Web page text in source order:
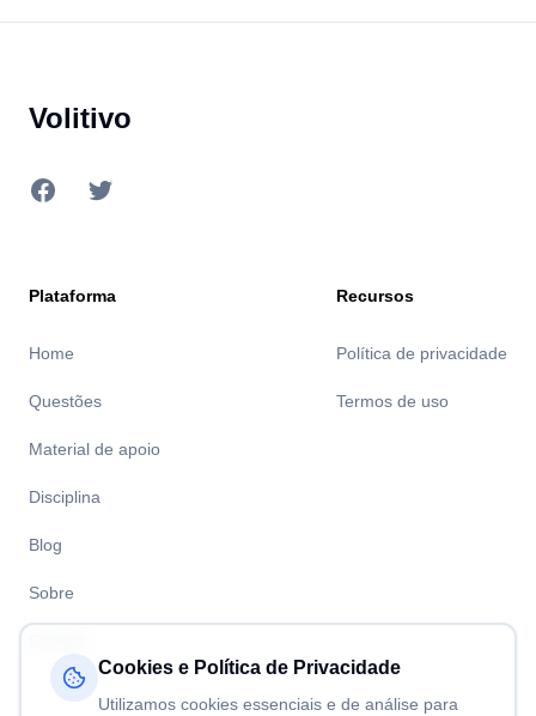
Volitivo
Facebook
Twitter
Plataforma
Home
Questões
Material de apoio
Disciplina
Blog
Sobre
Recursos
Política de privacidade
Termos de uso
Cookies e Política de Privacidade
Utilizamos cookies essenciais e de análise para